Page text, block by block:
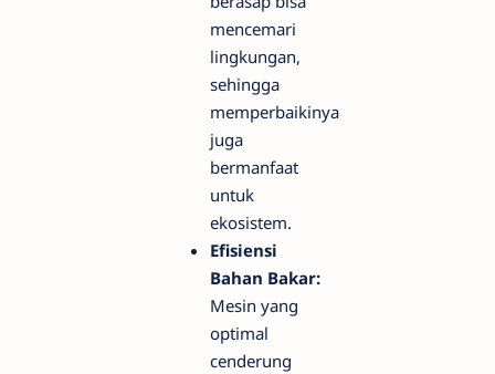
mencemari
lingkungan,
sehingga
memperbaikinya
juga
bermanfaat
untuk
ekosistem.
Efisiensi
Bahan Bakar:
Mesin yang
optimal
cenderung